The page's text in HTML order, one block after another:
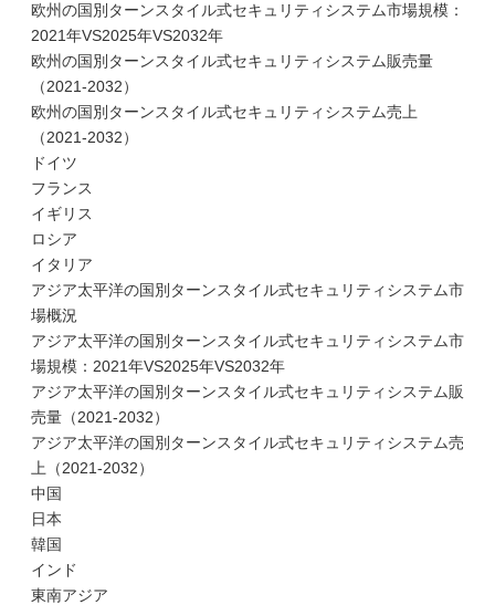
欧州の国別ターンスタイル式セキュリティシステム市場規模：
2021年VS2025年VS2032年
欧州の国別ターンスタイル式セキュリティシステム販売量
（2021-2032）
欧州の国別ターンスタイル式セキュリティシステム売上
（2021-2032）
ドイツ
フランス
イギリス
ロシア
イタリア
アジア太平洋の国別ターンスタイル式セキュリティシステム市
場概況
アジア太平洋の国別ターンスタイル式セキュリティシステム市
場規模：2021年VS2025年VS2032年
アジア太平洋の国別ターンスタイル式セキュリティシステム販
売量（2021-2032）
アジア太平洋の国別ターンスタイル式セキュリティシステム売
上（2021-2032）
中国
日本
韓国
インド
東南アジア